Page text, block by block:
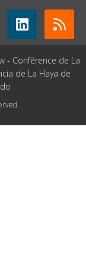
- Conférence de La
de La Haya de